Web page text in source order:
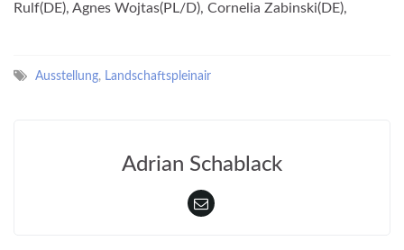
Rulf(DE), Agnes Wojtas(PL/D), Cornelia Zabinski(DE),
Ausstellung, Landschaftspleinair
Adrian Schablack